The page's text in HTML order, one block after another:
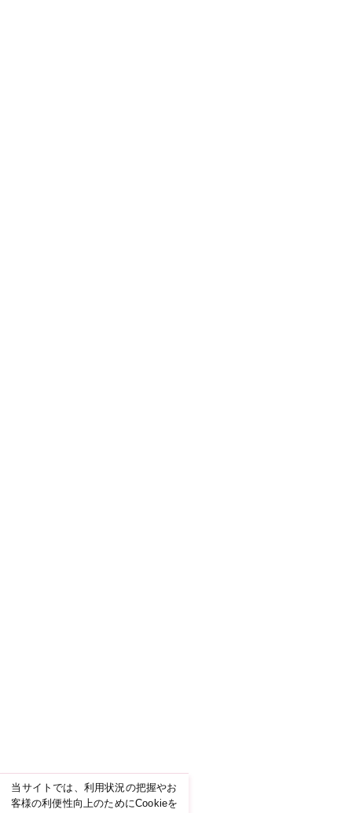
当サイトでは、利用状況の把握やお
客様の利便性向上のためにCookieを